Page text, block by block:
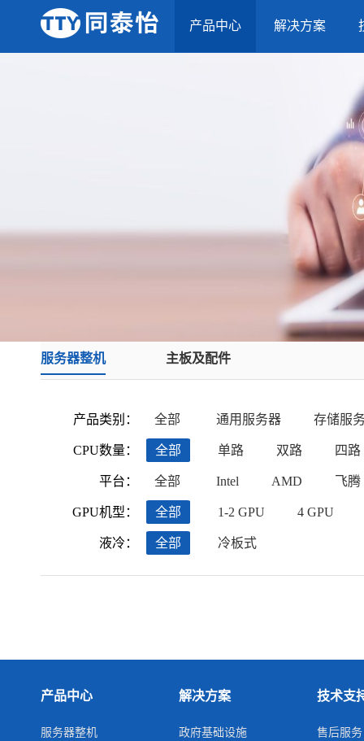
产品中心 解决方案
服务器整机 主板及配件
产品类别：
CPU数量：
平台：
GPU机型：
液冷：
全部 通用服务器 存储服
全部 单路 双路 四路
全部 Intel AMD 飞腾
全部 1-2 GPU 4 GPU
全部 冷板式
产品中心
服务器整机
解决方案
政府基础设施
技术支
售后服务